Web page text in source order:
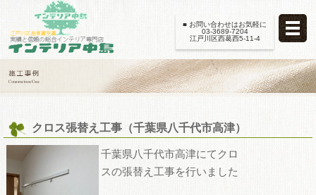
■ お問い合わせはお気軽に
03-3689-7204
江戸川区西葛西5-11-4
クロス張替え工事（千葉県八千代市高津）
千葉県八千代市高津にてクロ
スの張替え工事を行いました